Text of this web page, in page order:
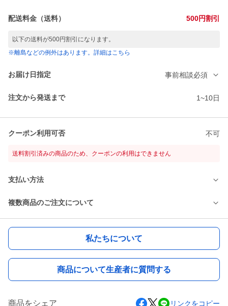
配送料金（送料） 500円割引
以下の送料が500円割引になります。
※離島などの例外はあります。詳細はこちら
お届け日指定 事前相談必須
注文から発送まで 1~10日
クーポン利用可否 不可
送料割引済みの商品のため、クーポンの利用はできません
支払い方法
複数商品のご注文について
私たちについて
商品について生産者に質問する
商品をシェア リンクをコピー